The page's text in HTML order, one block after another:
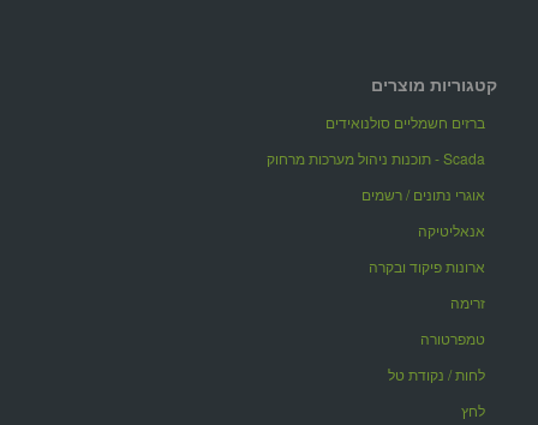
קטגוריות מוצרים
ברזים חשמליים סולנואידים
Scada - תוכנות ניהול מערכות מרחוק
אוגרי נתונים / רשמים
אנאליטיקה
ארונות פיקוד ובקרה
זרימה
טמפרטורה
לחות / נקודת טל
לחץ